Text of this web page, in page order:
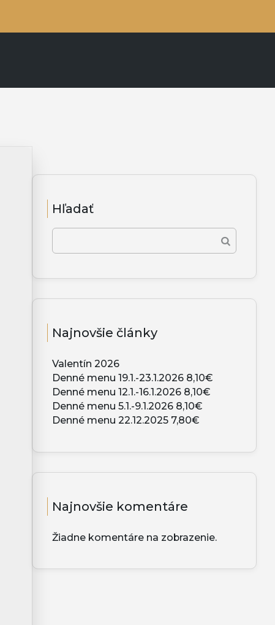
Hľadať
Najnovšie články
Valentín 2026
Denné menu 19.1.-23.1.2026 8,10€
Denné menu 12.1.-16.1.2026 8,10€
Denné menu 5.1.-9.1.2026 8,10€
Denné menu 22.12.2025 7,80€
Najnovšie komentáre
Žiadne komentáre na zobrazenie.